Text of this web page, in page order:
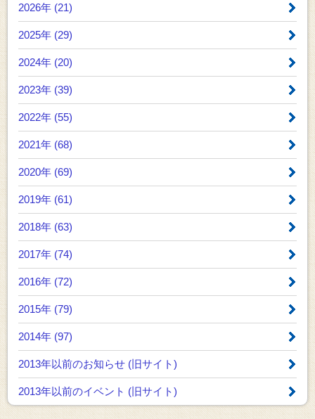
2026年 (21)
2025年 (29)
2024年 (20)
2023年 (39)
2022年 (55)
2021年 (68)
2020年 (69)
2019年 (61)
2018年 (63)
2017年 (74)
2016年 (72)
2015年 (79)
2014年 (97)
2013年以前のお知らせ (旧サイト)
2013年以前のイベント (旧サイト)